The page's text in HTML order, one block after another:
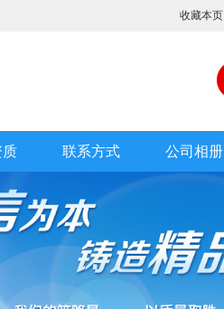
收藏本页
质 联系方式 公司相册